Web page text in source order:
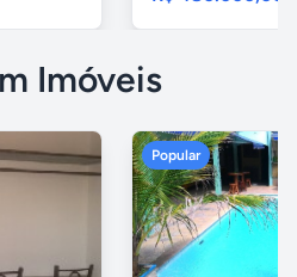
Imóveis
Popular